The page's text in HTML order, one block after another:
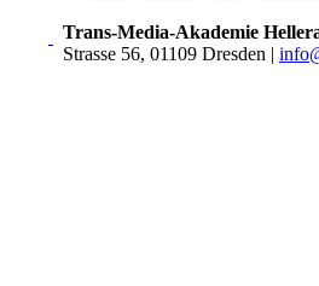
Trans-Media-Akademie
Strasse 56, 01109 Dresden |